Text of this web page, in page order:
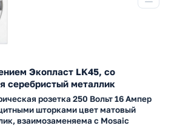
Экопласт LK45, со
серебристый металлик
розетка 250 Вольт 16 Ампер
шторками цвет матовый
взаимозаменяема с Mosaic